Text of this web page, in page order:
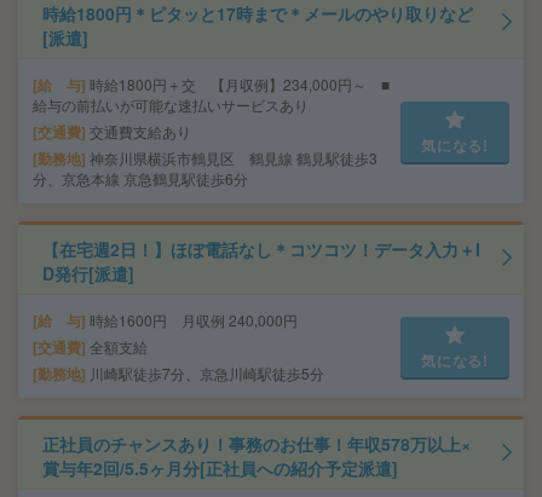
時給1800円＊ピタッと17時まで＊メールのやり取りなど
[派遣]
給 与 時給1800円＋交 【月収例】234,000円～ ■
給与の前払いが可能な速払いサービスあり
交通費 交通費支給あり
勤務地 神奈川県横浜市鶴見区 鶴見線 鶴見駅徒歩3
分、京急本線 京急鶴見駅徒歩6分
気になる!
【在宅週2日！】ほぼ電話なし＊コツコツ！データ入力＋I
D発行[派遣]
給 与 時給1600円 月収例 240,000円
交通費 全額支給
勤務地 川崎駅徒歩7分、京急川崎駅徒歩5分
気になる!
正社員のチャンスあり！事務のお仕事！年収578万以上×
賞与年2回/5.5ヶ月分[正社員への紹介予定派遣]